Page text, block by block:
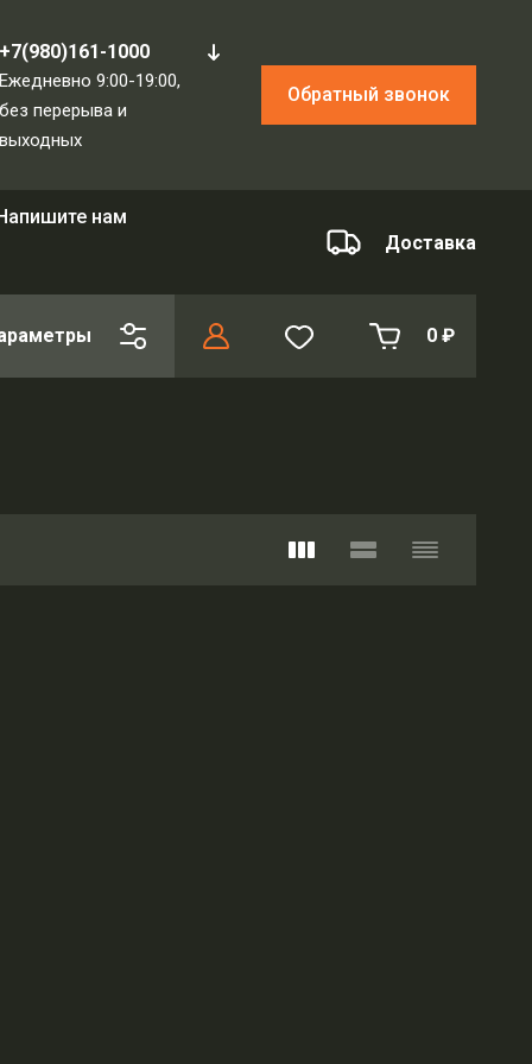
+7(980)161-1000
Ежедневно 9:00-19:00,
без перерыва и
выходных
Обратный звонок
нам
Доставка
0 ₽